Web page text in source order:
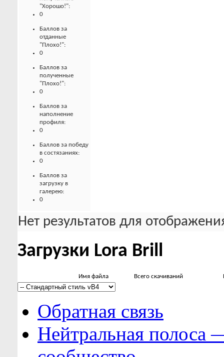
"Хорошо!":
0
Баллов за
отданные
"Плохо!":
0
Баллов за
полученные
"Плохо!":
0
Баллов за
наполнение
профиля:
0
Баллов за победу
в состязаниях:
0
Баллов за
загрузку в
галерею:
0
Нет результатов для
Загрузки Lora Brill
Имя файла Всего скачиваний
Обратная связь
Нейтральная полоса